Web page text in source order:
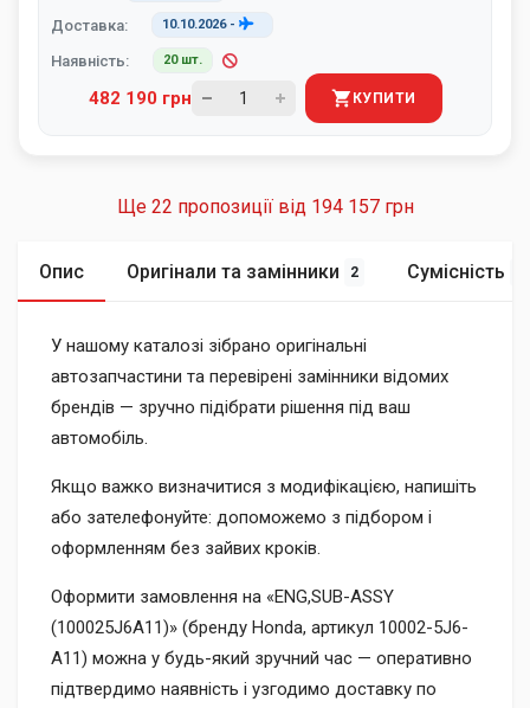
Доставка: 10.10.2026-
Наявність: 20 шт.
482 190 грн КУПИТИ
Ще 22 пропозиції від 194 157 грн
Опис Оригінали та замінники 2 Сумісність
У нашому каталозі зібрано оригінальні
автозапчастини та перевірені замінники відомих
брендів — зручно підібрати рішення під ваш
автомобіль.
Якщо важко визначитися з модифікацією, напишіть
або зателефонуйте: допоможемо з підбором і
оформленням без зайвих кроків.
Оформити замовлення на «ENG,SUB-ASSY
(100025J6A11)» (бренду Honda, артикул 10002-5J6-
A11) можна у будь-який зручний час — оперативно
підтвердимо наявність і узгодимо доставку по